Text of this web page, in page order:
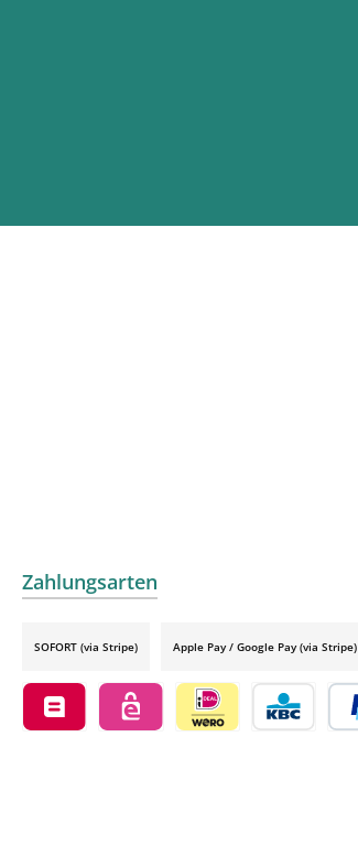
Zahlungsarten
SOFORT (via Stripe) Apple Pay / Google Pay (via Stripe)